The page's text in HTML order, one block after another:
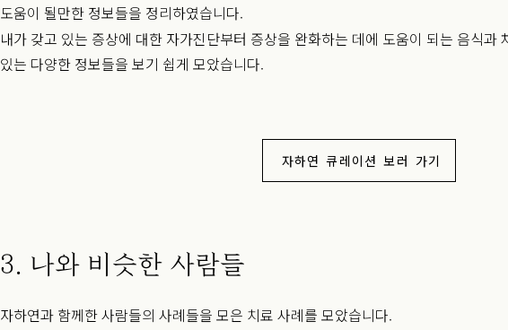
도움이 될만한 정보들을 정리하였습니다.
내가 갖고 있는 증상에 대한 자가진단부터 증상을 완화하는 데에 도움이 되는 음식과
있는 다양한 정보들을 보기 쉽게 모았습니다.
자하연 큐레이션 보러 가기
3. 나와 비슷한 사람들
자하연과 함께한 사람들의 사례들을 모은 치료 사례를 모았습니다.